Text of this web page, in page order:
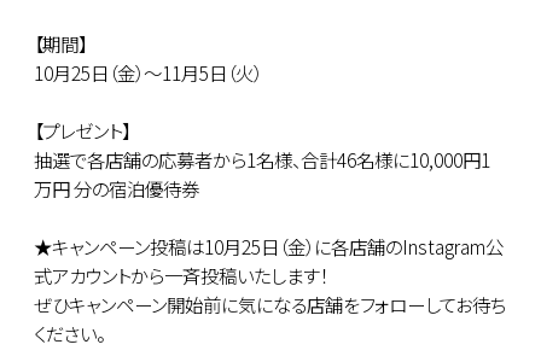
【期間】
10月25日（金）～11月5日（火）
【プレゼント】
抽選で各店舗の応募者から1名様、合計46名様に10,000円1
万円 分の宿泊優待券
★キャンペーン投稿は10月25日（金）に各店舗のInstagram公
式アカウントから一斉投稿いたします！
ぜひキャンペーン開始前に気になる店舗をフォローしてお待ち
ください。